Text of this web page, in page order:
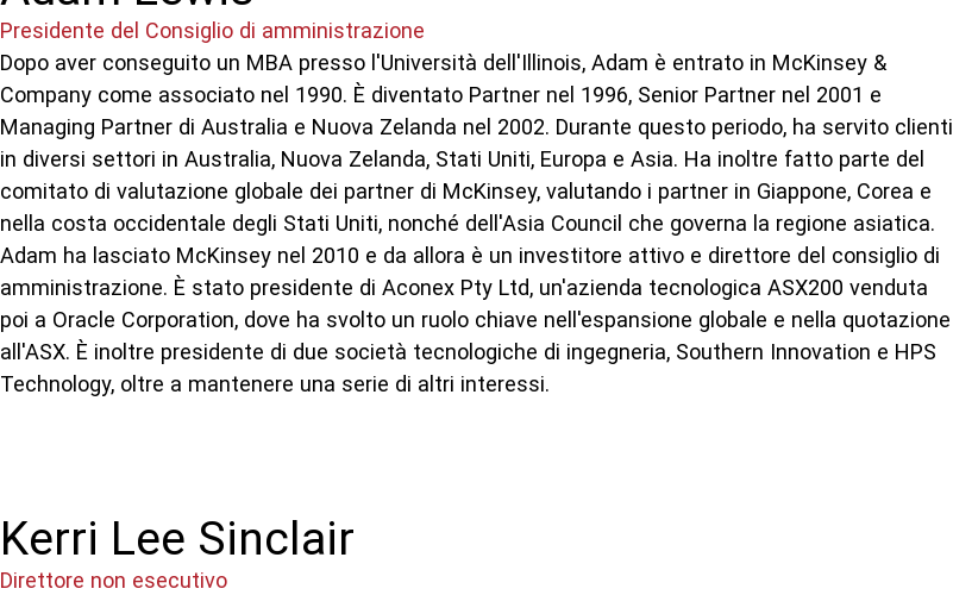
Presidente del Consiglio di amministrazione
Dopo aver conseguito un MBA presso l'Università dell'Illinois, Adam è entrato in McKinsey &
Company come associato nel 1990. È diventato Partner nel 1996, Senior Partner nel 2001 e
Managing Partner di Australia e Nuova Zelanda nel 2002. Durante questo periodo, ha servito clienti
in diversi settori in Australia, Nuova Zelanda, Stati Uniti, Europa e Asia. Ha inoltre fatto parte del
comitato di valutazione globale dei partner di McKinsey, valutando i partner in Giappone, Corea e
nella costa occidentale degli Stati Uniti, nonché dell'Asia Council che governa la regione asiatica.
Adam ha lasciato McKinsey nel 2010 e da allora è un investitore attivo e direttore del consiglio di
amministrazione. È stato presidente di Aconex Pty Ltd, un'azienda tecnologica ASX200 venduta
poi a Oracle Corporation, dove ha svolto un ruolo chiave nell'espansione globale e nella quotazione
all'ASX. È inoltre presidente di due società tecnologiche di ingegneria, Southern Innovation e HPS
Technology, oltre a mantenere una serie di altri interessi.
Kerri Lee Sinclair
Direttore non esecutivo